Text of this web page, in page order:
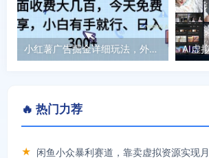
小红薯广告掘金详细玩法，外面收费大几百，小白有手就行，日入300+【揭秘】
🔥 热门力荐
★